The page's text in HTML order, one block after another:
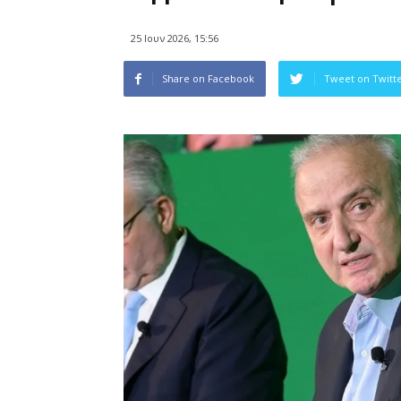
25 Ιουν 2026, 15:56
Share on Facebook Tweet on